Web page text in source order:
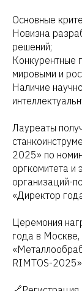
Основные
Новизна
решений;
Конкурентные
мировыми и
Наличие
Лауреаты
2025» по
оргкомитета и
организаций-
«Директор
Церемония
года в
RIMTOS-